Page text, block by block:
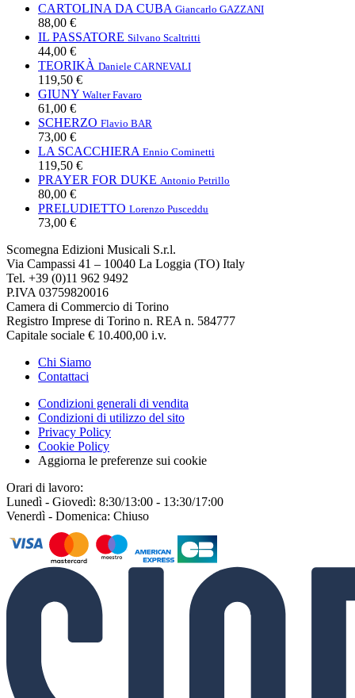
CARTOLINA DA CUBA Giancarlo GAZZANI
88,00 €
IL PASSATORE Silvano Scaltritti
44,00 €
TEORIKÀ Daniele CARNEVALI
119,50 €
GIUNY Walter Favaro
61,00 €
SCHERZO Flavio BAR
73,00 €
LA SCACCHIERA Ennio Cominetti
119,50 €
PRAYER FOR DUKE Antonio Petrillo
80,00 €
PRELUDIETTO Lorenzo Pusceddu
73,00 €
Scomegna Edizioni Musicali S.r.l.
Via Campassi 41 – 10040 La Loggia (TO) Italy
Tel. +39 (0)11 962 9492
P.IVA 03759820016
Camera di Commercio di Torino
Registro Imprese di Torino n. REA n. 584777
Capitale sociale € 10.400,00 i.v.
Chi Siamo
Contattaci
Condizioni generali di vendita
Condizioni di utilizzo del sito
Privacy Policy
Cookie Policy
Aggiorna le preferenze sui cookie
Orari di lavoro:
Lunedì - Giovedì: 8:30/13:00 - 13:30/17:00
Venerdì - Domenica: Chiuso